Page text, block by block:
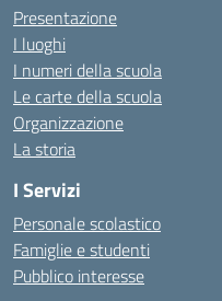
Presentazione
I luoghi
I numeri della scuola
Le carte della scuola
Organizzazione
La storia
I Servizi
Personale scolastico
Famiglie e studenti
Pubblico interesse